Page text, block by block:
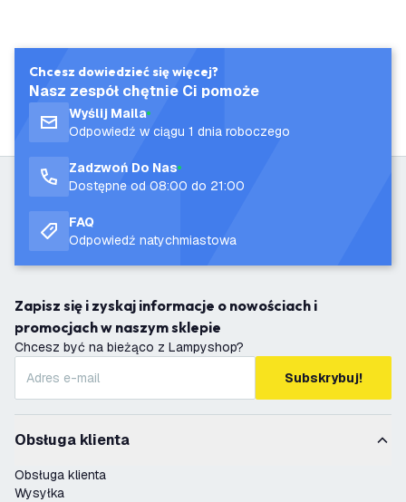
Chcesz dowiedzieć się więcej?
Nasz zespół chętnie Ci pomoże
Wyślij Maila
Odpowiedź w ciągu 1 dnia roboczego
Zadzwoń Do Nas
Dostępne od 08:00 do 21:00
FAQ
Odpowiedź natychmiastowa
Zapisz się i zyskaj informacje o nowościach i
promocjach w naszym sklepie
Chcesz być na bieżąco z Lampyshop?
Subskrybuj!
Obsługa klienta
Obsługa klienta
Wysyłka